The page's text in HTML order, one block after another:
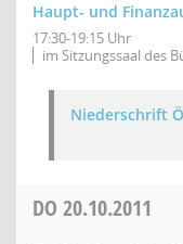
Haupt- und
17:30-19:15 Uhr
im Sitzungssaal des
Niederschrift
DO 20.10.2011